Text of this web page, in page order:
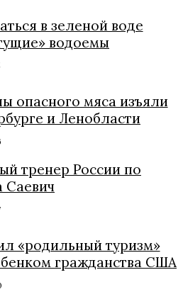
в зеленой воде
водоемы
опасного мяса изъяли
и Ленобласти
тренер России по
Саевич
«родильный туризм»
гражданства США